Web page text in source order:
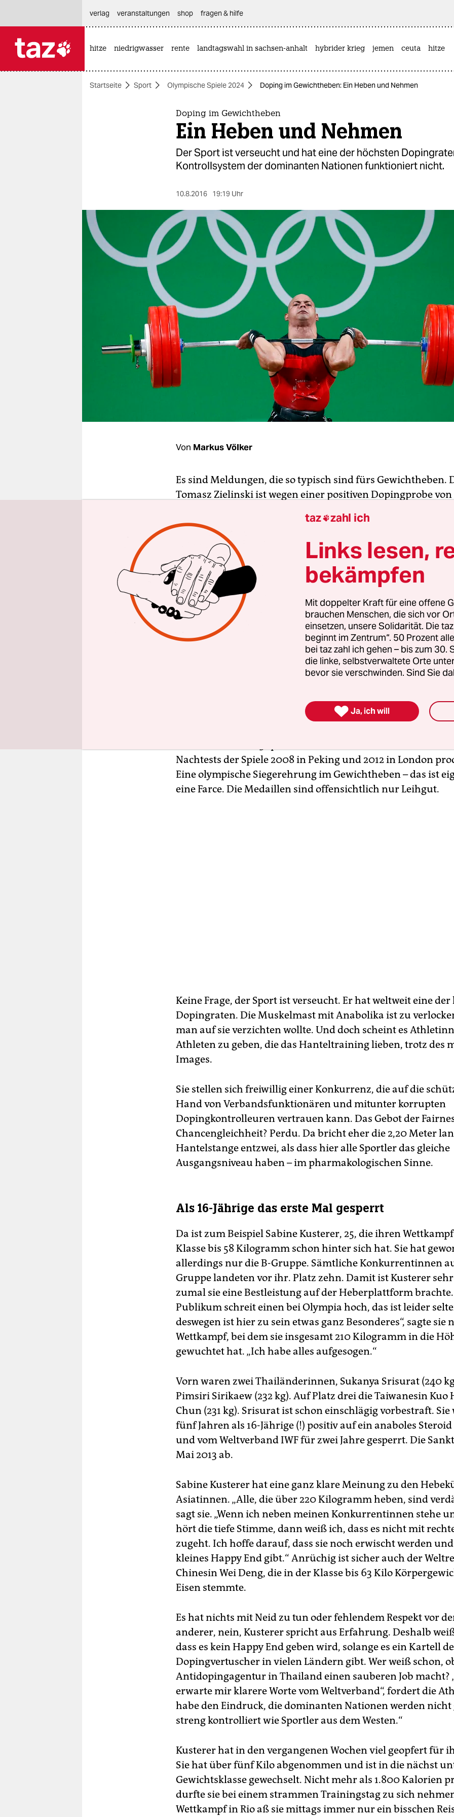
themen
berlin
nord
veranstaltungen
shop
verlag
veranstaltungen shop fragen & hilfe
hitze niedrigwasser rente landtagswahl in sachsen-anhalt hybrider krieg jemen ceuta hitze
Startseite Sport Olympische Spiele 2024 Doping im Gewichtheben: Ein Heben und Nehmen
Doping im Gewichtheben
Ein Heben und Nehmen
Der Sport ist verseucht und hat eine der höchsten
Kontrollsystem der dominanten Nationen funktioniert nicht.
10.8.2016 19:19 Uhr
Von Markus Völker
Es sind Meldungen, die so typisch sind fürs Gewichtheben.
Tomasz Zielinski ist wegen einer positiven Dopingprobe von
Kilogramm hätte am Samstag an die Gewichte gehen sollen.
der Eröffnungsfeier erwischte es den zypriotischen Heber
Martasidis. Die Russen sind gar nicht dabei in der
Olympiazentrum „Rio­centro“, wo gerissen und gestoßen wird.
Kasachen wiederum durften starten, obwohl sich auch in
Verband Dopingfälle häuften. Der Inkonsequenz des
IWF haben sie nun schon zwei olympische
verdanken.
Und so geht es weiter mit negativen Nachrichten von
Noch einmal elf Gewichtheber sind bei nachträglichen
sechs Silber- und Bronzemedaillen-Gewinner. Man hatte
von damals in der Kühltruhe aufgehoben für den Fall, dass
Nachtests der Spiele 2008 in Peking und 2012 in London
Eine olympische Siegerehrung im Gewichtheben – das ist
eine Farce. Die Medaillen sind offensichtlich nur Leihgut.
Keine Frage, der Sport ist verseucht. Er hat weltweit eine
Dopingraten. Die Muskelmast mit Anabolika ist zu
man auf sie verzichten wollte. Und doch scheint es
Athleten zu geben, die das Hanteltraining lieben, trotz des
Images.
Sie stellen sich freiwillig einer Konkurrenz, die auf die
Hand von Verbandsfunktionären und mitunter korrupten
Dopingkontrolleuren vertrauen kann. Das Gebot der
Chancengleichheit? Perdu. Da bricht eher die 2,20 Meter
Hantelstange entzwei, als dass hier alle Sportler das gleiche
Ausgangsniveau haben – im pharmakologischen Sinne.
Als 16-Jährige das erste Mal gesperrt
Da ist zum Beispiel Sabine Kusterer, 25, die ihren
Klasse bis 58 Kilogramm schon hinter sich hat. Sie hat
allerdings nur die B-Gruppe. Sämtliche Konkurrentinnen
Gruppe landeten vor ihr. Platz zehn. Damit ist Kusterer
zumal sie eine Bestleistung auf der Heberplattform brachte.
Publikum schreit einen bei Olympia hoch, das ist leider
deswegen ist hier zu sein etwas ganz Besonderes“, sagte sie
Wettkampf, bei dem sie insgesamt 210 Kilogramm in die
gewuchtet hat. „Ich habe alles aufgesogen.“
Vorn waren zwei Thailänderinnen, Sukanya Srisurat (240
Pimsiri Sirikaew (232 kg). Auf Platz drei die Taiwanesin Kuo
Chun (231 kg). Srisurat ist schon einschlägig vorbestraft.
fünf Jahren als 16-Jährige (!) positiv auf ein anaboles Steroid
und vom Weltverband IWF für zwei Jahre gesperrt. Die
Mai 2013 ab.
Sabine Kusterer hat eine ganz klare Meinung zu den
Asiatinnen. „Alle, die über 220 Kilogramm heben, sind
sagt sie. „Wenn ich neben meinen Konkurrentinnen stehe
hört die tiefe Stimme, dann weiß ich, dass es nicht mit
zugeht. Ich hoffe darauf, dass sie noch erwischt werden
kleines Happy End gibt.“ Anrüchig ist sicher auch der
Chinesin Wei Deng, die in der Klasse bis 63 Kilo
Eisen stemmte.
Es hat nichts mit Neid zu tun oder fehlendem Respekt vor
anderer, nein, Kusterer spricht aus Erfahrung. Deshalb
dass es kein Happy End geben wird, solange es ein Kartell
Dopingvertuscher in vielen Ländern gibt. Wer weiß schon,
Antidopingagentur in Thailand einen sauberen Job macht?
erwarte mir klarere Worte vom Weltverband“, fordert die
habe den Eindruck, die dominanten Nationen werden nicht
streng kontrolliert wie Sportler aus dem Westen.“
Kusterer hat in den vergangenen Wochen viel geopfert für
Sie hat über fünf Kilo abgenommen und ist in die nächst
Gewichtsklasse gewechselt. Nicht mehr als 1.800 Kalorien
durfte sie bei einem strammen Trainingstag zu sich
Wettkampf in Rio aß sie mittags immer nur ein bisschen
taz zahl ich
Links lesen,
bekämpfen
Mit doppelter Kraft für eine offene
brauchen Menschen, die sich vor
einsetzen, unsere Solidarität. Die
beginnt im Zentrum“. 50 Prozent
bei taz zahl ich gehen – bis zum
die linke, selbstverwaltete Orte
bevor sie verschwinden. Sind Sie
 Ja, ich will